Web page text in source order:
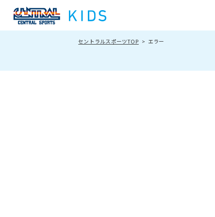
セントラルスポーツTOP エラー